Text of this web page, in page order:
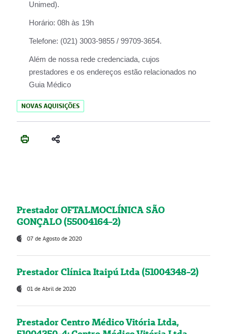
Unimed).
Horário: 08h às 19h
Telefone: (021) 3003-9855 / 99709-3654.
Além de nossa rede credenciada, cujos
prestadores e os endereços estão relacionados no
Guia Médico
NOVAS AQUISIÇÕES
Prestador OFTALMOCLÍNICA SÃO
GONÇALO (55004164-2)
07 de Agosto de 2020
Prestador Clínica Itaipú Ltda (51004348-2)
01 de Abril de 2020
Prestador Centro Médico Vitória Ltda,